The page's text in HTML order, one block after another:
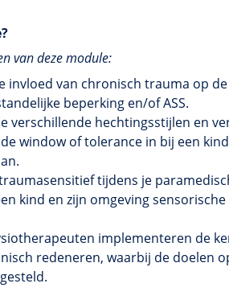
van deze module:
invloed van chronisch trauma op
beperking en/of ASS.
verschillende hechtingsstijlen en
window of tolerance in bij een
tijdens je
kind en zijn omgeving
implementeren de
redeneren, waarbij de doelen